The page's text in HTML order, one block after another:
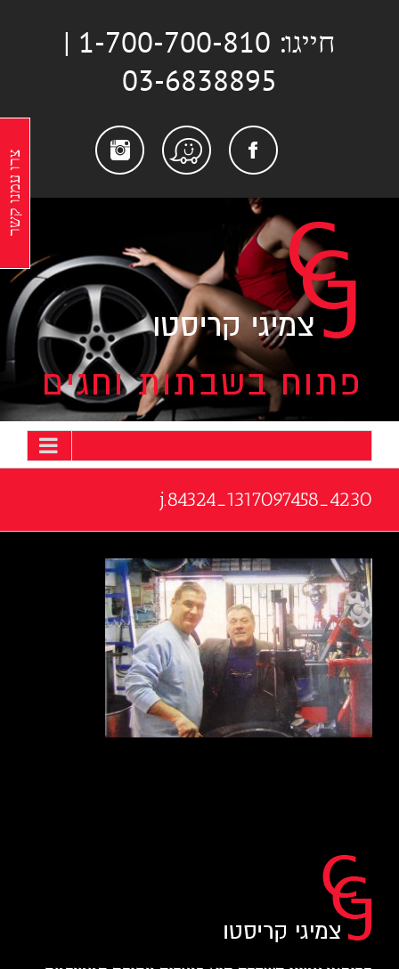
חייגו: 1-700-700-810 |
03-6838895
Facebook
Waze
4230_1317097458_84324.j
צרו עמנו קשר